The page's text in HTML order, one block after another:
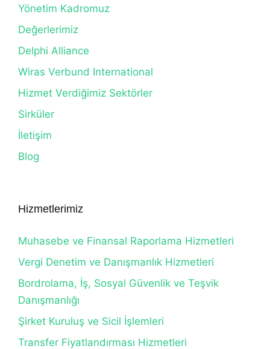
Yönetim Kadromuz
Değerlerimiz
Delphi Alliance
Wiras Verbund International
Hizmet Verdiğimiz Sektörler
Sirküler
İletişim
Blog
Hizmetlerimiz
Muhasebe ve Finansal Raporlama Hizmetleri
Vergi Denetim ve Danışmanlık Hizmetleri
Bordrolama, İş, Sosyal Güvenlik ve Teşvik
Danışmanlığı
Şirket Kuruluş ve Sicil İşlemleri
Transfer Fiyatlandırması Hizmetleri